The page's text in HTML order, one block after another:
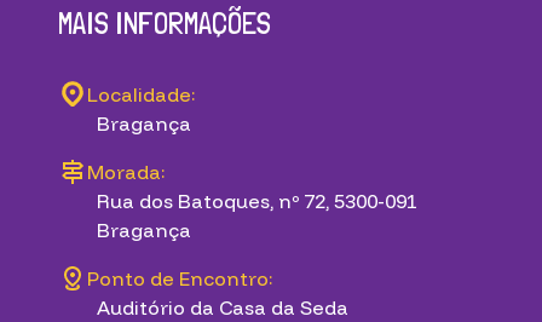
MAIS INFORMAÇÕES
Localidade:
Bragança
Morada:
Rua dos Batoques, nº 72, 5300-091
Bragança
Ponto de Encontro:
Auditório da Casa da Seda